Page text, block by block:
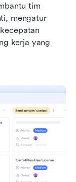
tim
mengatur
kerja yang